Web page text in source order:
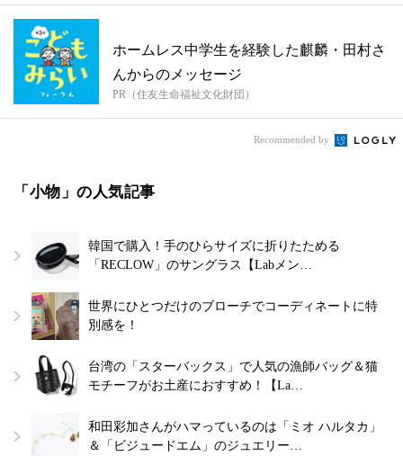
ホームレス中学生を経験した麒麟・田村さ
んからのメッセージ
PR（住友生命福祉文化財団）
Recommended by
「小物」の人気記事
韓国で購入！手のひらサイズに折りたためる
「RECLOW」のサングラス【Labメン…
世界にひとつだけのブローチでコーディネートに特
別感を！
台湾の「スターバックス」で人気の漁師バッグ＆猫
モチーフがお土産におすすめ！【La…
和田彩加さんがハマっているのは「ミオ ハルタカ」
＆「ビジュードエム」のジュエリー…